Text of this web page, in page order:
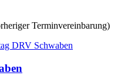
Terminvereinbarung)
DRV Schwaben